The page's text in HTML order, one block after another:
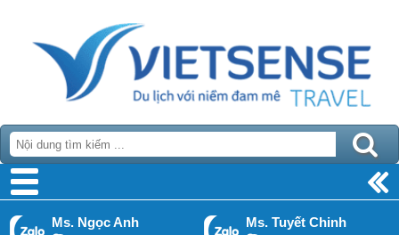
Ms. Ngọc Anh Ms. Tuyết Chinh